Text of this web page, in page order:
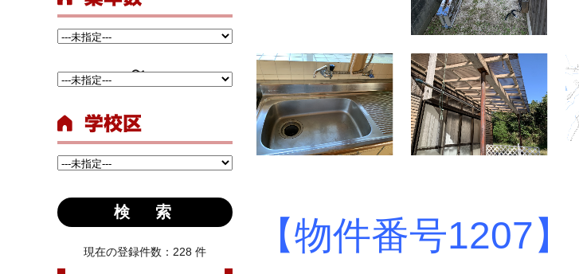
【物件番号1207】
現在の登録件数：228 件